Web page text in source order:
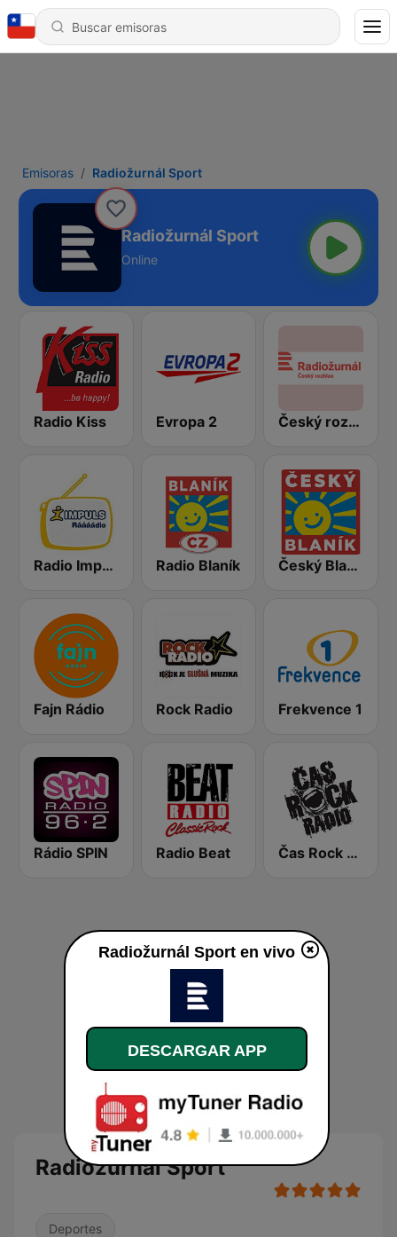
Emisoras Radiožurnál Sport
Radiožurnál Sport
Online
Radio Kiss Evropa 2 Český rozhlas Radiožurnál
Radio Impuls Radio Blaník Český Blaník
Fajn Rádio Rock Radio Frekvence 1
Rádio SPIN Radio Beat Čas Rock Radio
Radiožurnál Sport
Deportes
Radiožurnál Sport en vivo
DESCARGAR APP